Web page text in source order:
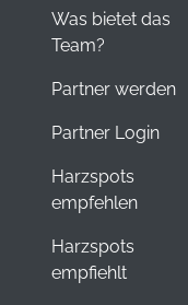
Was bietet das
Team?
Partner werden
Partner Login
Harzspots
empfehlen
Harzspots
empfiehlt
werden von
gesetzt.